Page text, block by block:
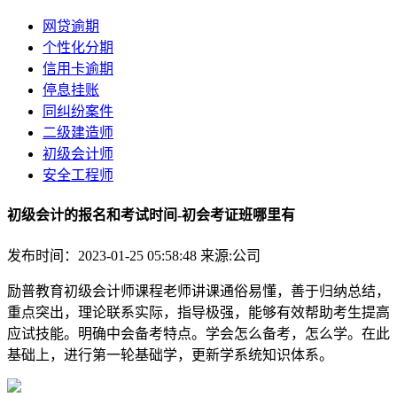
网贷逾期
个性化分期
信用卡逾期
停息挂账
同纠纷案件
二级建造师
初级会计师
安全工程师
初级会计的报名和考试时间-初会考证班哪里有
发布时间：2023-01-25 05:58:48 来源:公司
励普教育初级会计师课程老师讲课通俗易懂，善于归纳总结，
重点突出，理论联系实际，指导极强，能够有效帮助考生提高
应试技能。明确中会备考特点。学会怎么备考，怎么学。在此
基础上，进行第一轮基础学，更新学系统知识体系。